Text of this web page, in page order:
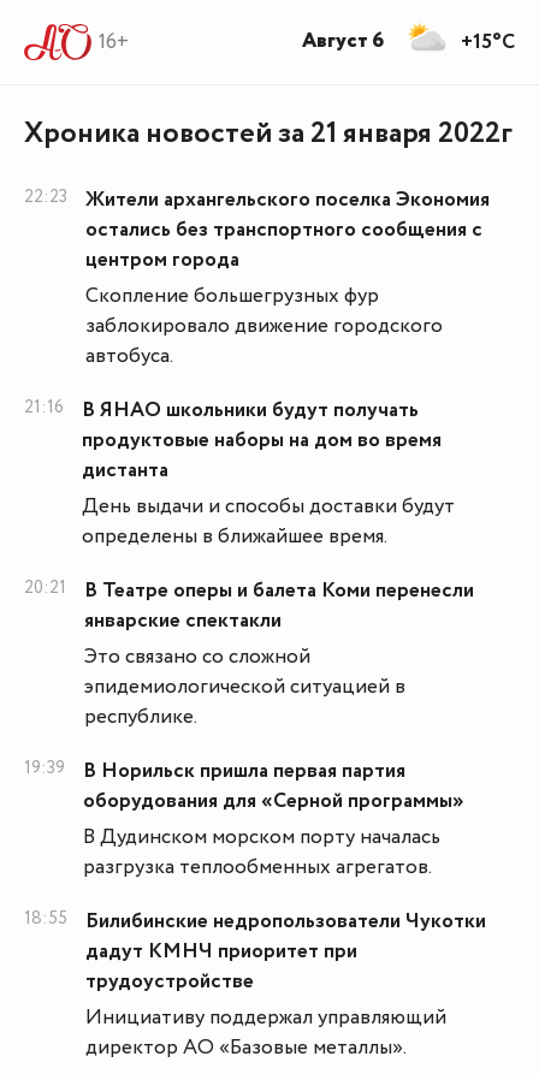
16+
Хроника новостей за 21 января 2022г
22:23
Жители архангельского поселка Экономия
остались без транспортного сообщения с
центром города
Скопление большегрузных фур
заблокировало движение городского
автобуса.
21:16
В ЯНАО школьники будут получать
продуктовые наборы на дом во время
дистанта
День выдачи и способы доставки будут
определены в ближайшее время.
20:21
В Театре оперы и балета Коми перенесли
январские спектакли
Это связано со сложной
эпидемиологической ситуацией в
республике.
19:39
В Норильск пришла первая партия
оборудования для «Серной программы»
В Дудинском морском порту началась
разгрузка теплообменных агрегатов.
18:55
Билибинские недропользователи Чукотки
дадут КМНЧ приоритет при
трудоустройстве
Инициативу поддержал управляющий
директор АО «Базовые металлы».
+15°C
Август 6